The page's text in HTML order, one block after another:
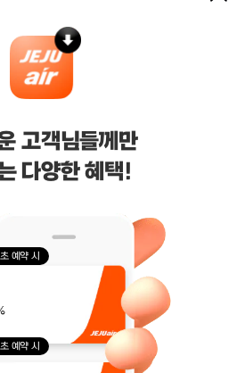
고객님들께만
다양한 혜택!
예약 시
예약 시
호
신대로 64 (연동, 건설공제회관 3층)
Reserved.